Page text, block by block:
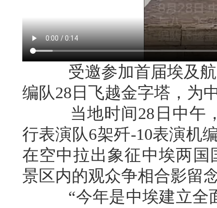
受邀参加首届埃及航
编队28日飞越金字塔，为
当地时间28日中午，
行表演队6架歼-10表演机
在空中拉出象征中埃两
景区内的观众争相合影留
“今年是中埃建立全面